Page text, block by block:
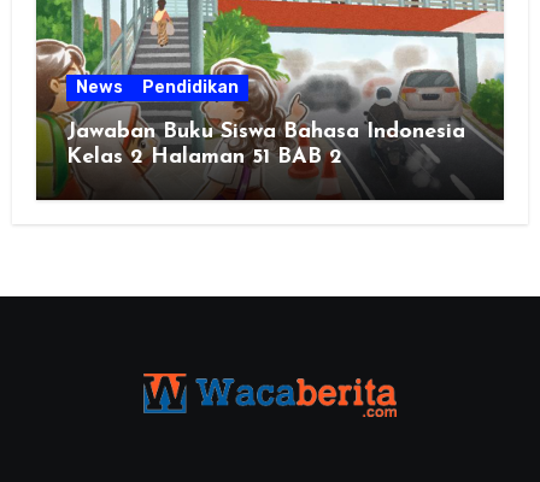
News Pendidikan
Jawaban Buku Siswa Bahasa Indonesia
Kelas 2 Halaman 51 BAB 2